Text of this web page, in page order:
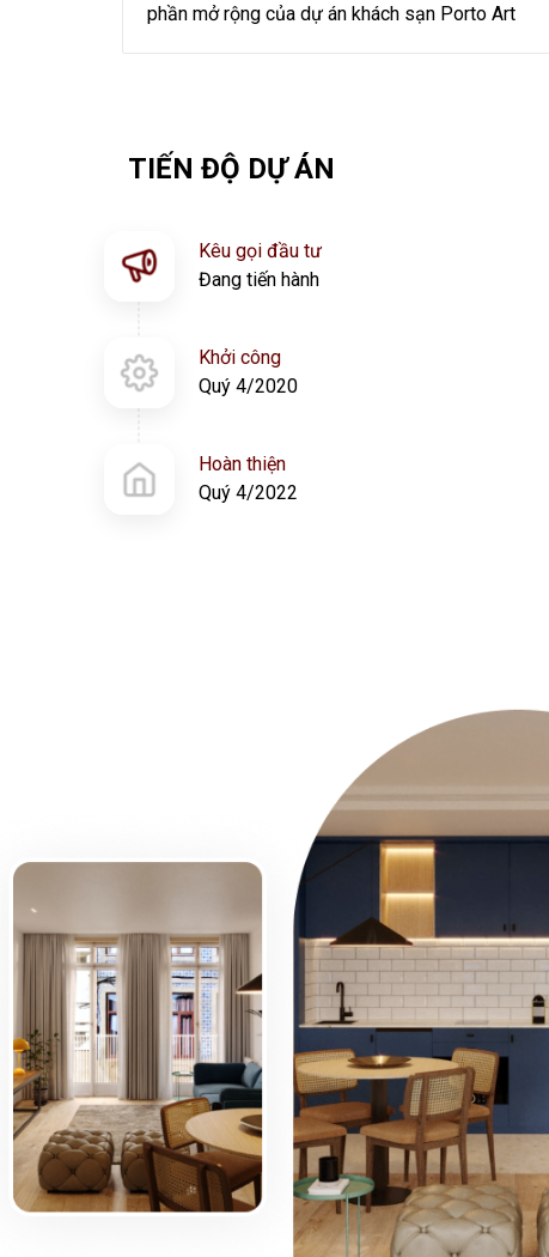
phần mở rộng của dự án khách sạn Porto Art
TIẾN ĐỘ DỰ ÁN
Kêu gọi đầu tư
Đang tiến hành
Khởi công
Quý 4/2020
Hoàn thiện
Quý 4/2022